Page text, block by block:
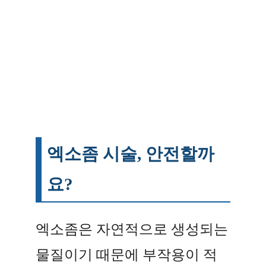
엑소좀 시술, 안전할까
요?
엑소좀은 자연적으로 생성되는
물질이기 때문에 부작용이 적